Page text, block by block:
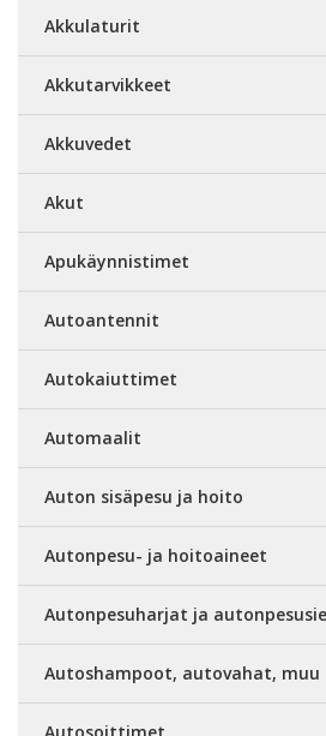
Akkulaturit
Akkutarvikkeet
Akkuvedet
Akut
Apukäynnistimet
Autoantennit
Autokaiuttimet
Automaalit
Auton sisäpesu ja hoito
Autonpesu- ja hoitoaineet
Autonpesuharjat ja
Autoshampoot, autovahat, muu